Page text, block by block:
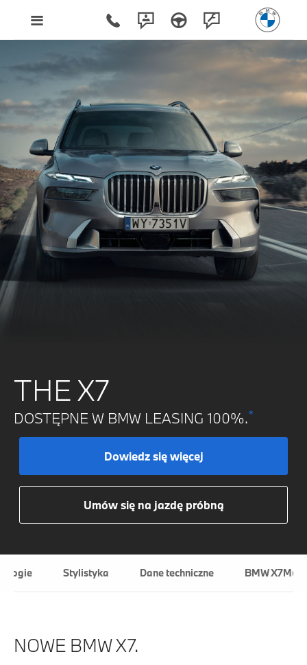
THE X7
DOSTĘPNE W BMW LEASING 100%.*
Dowiedz się więcej
Umów się na jazdę próbną
Stylistyka Dane techniczne BMW X7M60i
NOWE BMW X7.